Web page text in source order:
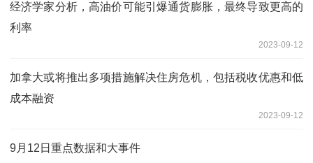
经济学家分析，高油价可能引爆通货膨胀，最终导致更高的
利率
2023-09-12
加拿大或将推出多项措施解决住房危机，包括税收优惠和低
成本融资
2023-09-12
9月12日重点数据和大事件